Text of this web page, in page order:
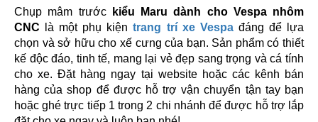
Chụp mâm trước
kiểu Maru dành cho Vespa nhôm
CNC
là một phụ kiệntrang trí xe Vespađáng để lựa
chọn và sở hữu cho xế cưng của bạn. Sản phẩm có thiết
kế độc đáo, tinh tế, mang lại vẻ đẹp sang trọng và cá tính
cho xe. Đặt hàng ngay tại website hoặc các kênh bán
hàng của shop để được hỗ trợ vận chuyển tận tay bạn
hoặc ghé trực tiếp 1 trong 2 chi nhánh để được hỗ trợ lắp